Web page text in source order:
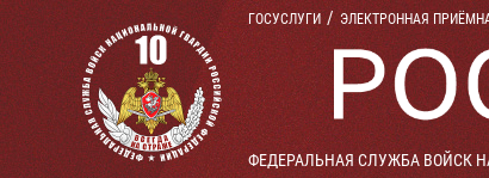
ГОСУСЛУГИ ЭЛЕКТРОННАЯ
ФЕДЕРАЛЬНАЯ СЛУЖБА ВОЙСК